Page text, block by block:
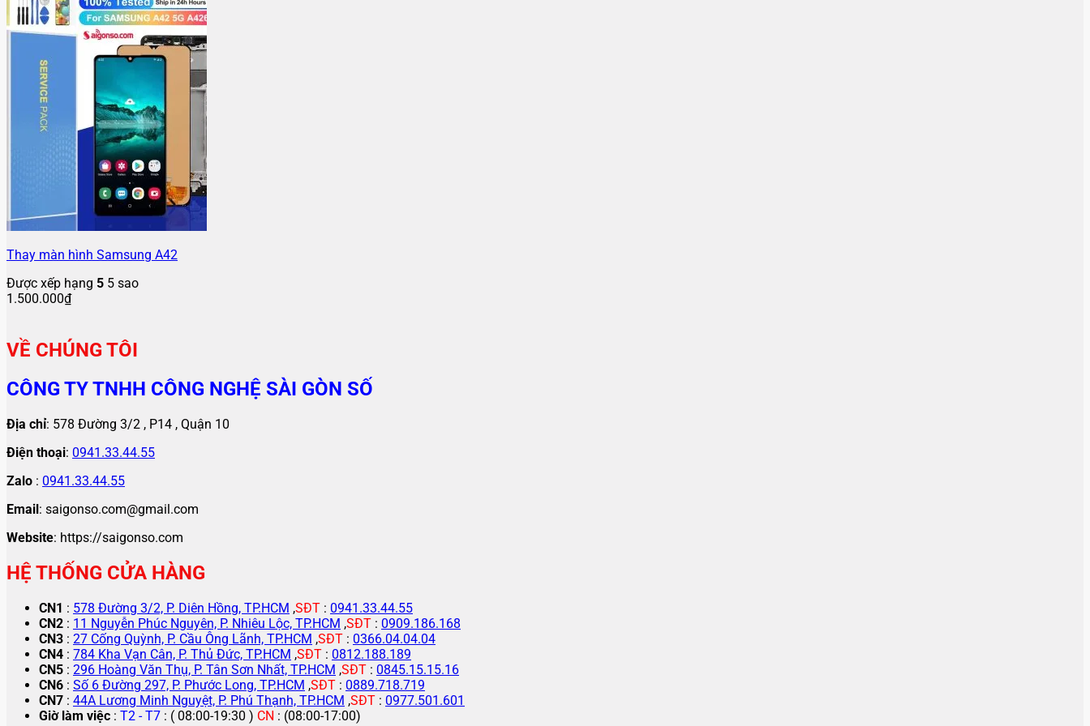
Thay màn hình Samsung A42
Được xếp hạng 5 5 sao
1.500.000₫
VỀ CHÚNG TÔI
CÔNG TY TNHH CÔNG NGHỆ SÀI GÒN SỐ
Địa chỉ: 578 Đường 3/2 , P14 , Quận 10
Điện thoại: 0941.33.44.55
Zalo : 0941.33.44.55
Email: saigonso.com@gmail.com
Website: https://saigonso.com
HỆ THỐNG CỬA HÀNG
CN1 : 578 Đường 3/2, P. Diên Hồng, TP.HCM ,SĐT : 0941.33.44.55
CN2 : 11 Nguyễn Phúc Nguyên, P. Nhiêu Lộc, TP.HCM ,SĐT : 0909.186.168
CN3 : 27 Cống Quỳnh, P. Cầu Ông Lãnh, TP.HCM ,SĐT : 0366.04.04.04
CN4 : 784 Kha Vạn Cân, P. Thủ Đức, TP.HCM ,SĐT : 0812.188.189
CN5 : 296 Hoàng Văn Thụ, P. Tân Sơn Nhất, TP.HCM ,SĐT : 0845.15.15.16
CN6 : Số 6 Đường 297, P. Phước Long, TP.HCM ,SĐT : 0889.718.719
CN7 : 44A Lương Minh Nguyệt, P. Phú Thạnh, TP.HCM ,SĐT : 0977.501.601
Giờ làm việc : T2 - T7 : ( 08:00-19:30 ) CN : (08:00-17:00)